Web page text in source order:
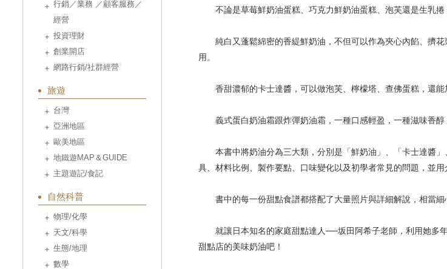
行銷／業務 ／顧客服務／
經營
投資理財
創業開店
網路行銷/社群經營
旅遊
台灣
亞洲地區
歐美地區
地鐵遊MAP＆GUIDE
主題遊記/食記
自然科普
物理/化學
天文/科學
生態/地理
數學
不論是草莓鮮奶油蛋糕、巧克力鮮奶油蛋糕、泡芙還是生乳捲
純白又蓬鬆綿密的香緹鮮奶油，不但可以作為夾心內餡、擠花
用。
香甜濃郁的卡士達醬，可以做泡芙、檸檬塔、查佛蛋糕，還能
義式蛋白奶油霜跟炸彈奶油霜，一種口感輕盈，一種滋味香醇
本書中將奶油分為三大類，分別是「鮮奶油」、「卡士達醬」
具、材料比例、製作要點、口味變化以及初學者常見的問題，並
書中的每一份甜點食譜都搭配了大量照片與詳細解說，相當細
就讓日本知名的家庭甜點達人──坂田阿希子老師，利用她多
甜點店的美味奶油吧！